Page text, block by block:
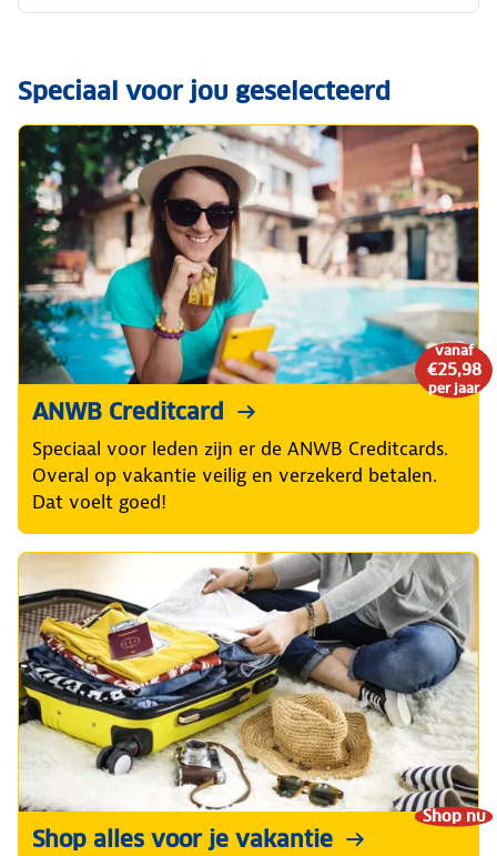
Speciaal voor jou geselecteerd
vanaf
€25,98
per jaar
ANWB Creditcard
Speciaal voor leden zijn er de ANWB Creditcards.
Overal op vakantie veilig en verzekerd betalen.
Dat voelt goed!
Shop nu
Shop alles voor je vakantie